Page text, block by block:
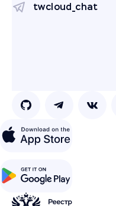
twcloud_chat